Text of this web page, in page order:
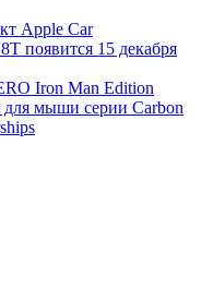
Apple Car
появится 15 декабря
Iron Man Edition
для мыши серии Carbon